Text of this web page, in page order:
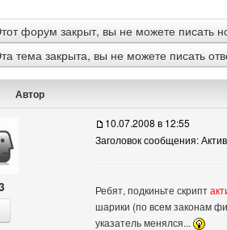
форум закрыт, вы не можете писать
тема закрыта, вы не можете писать
Автор
Посмотреть профиль
10.07.2008 в 12:55
Заголовок сообщения:
Ребят, подкиньте скрипт
шарики (по всем законам
указатель менялся...